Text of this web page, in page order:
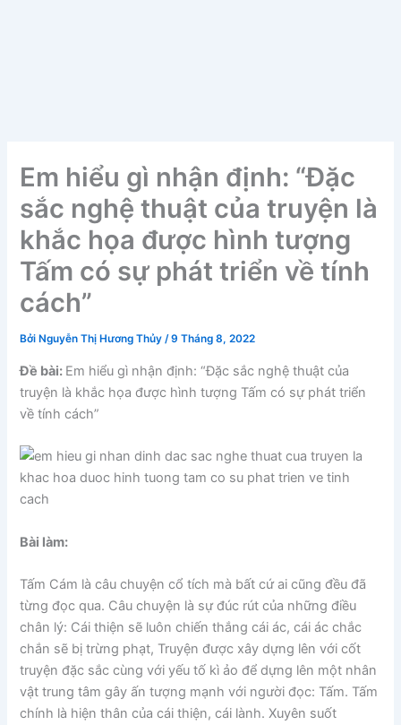
Em hiểu gì nhận định: “Đặc
sắc nghệ thuật của truyện là
khắc họa được hình tượng
Tấm có sự phát triển về tính
cách”
Bởi Nguyễn Thị Hương Thủy/9 Tháng 8, 2022
Đề bài: Em hiểu gì nhận định: “Đặc sắc nghệ thuật của
truyện là khắc họa được hình tượng Tấm có sự phát triển
về tính cách”
Bài làm:
Tấm Cám là câu chuyện cổ tích mà bất cứ ai cũng đều đã
từng đọc qua. Câu chuyện là sự đúc rút của những điều
chân lý: Cái thiện sẽ luôn chiến thắng cái ác, cái ác chắc
chắn sẽ bị trừng phạt, Truyện được xây dựng lên với cốt
truyện đặc sắc cùng với yếu tố kì ảo để dựng lên một nhân
vật trung tâm gây ấn tượng mạnh với người đọc: Tấm. Tấm
chính là hiện thân của cái thiện, cái lành. Xuyên suốt